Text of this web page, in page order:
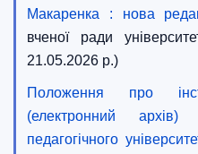
Макаренка : нова
вченої ради
21.05.2026 р.)
Положення про
(електронний архів)
педагогічного